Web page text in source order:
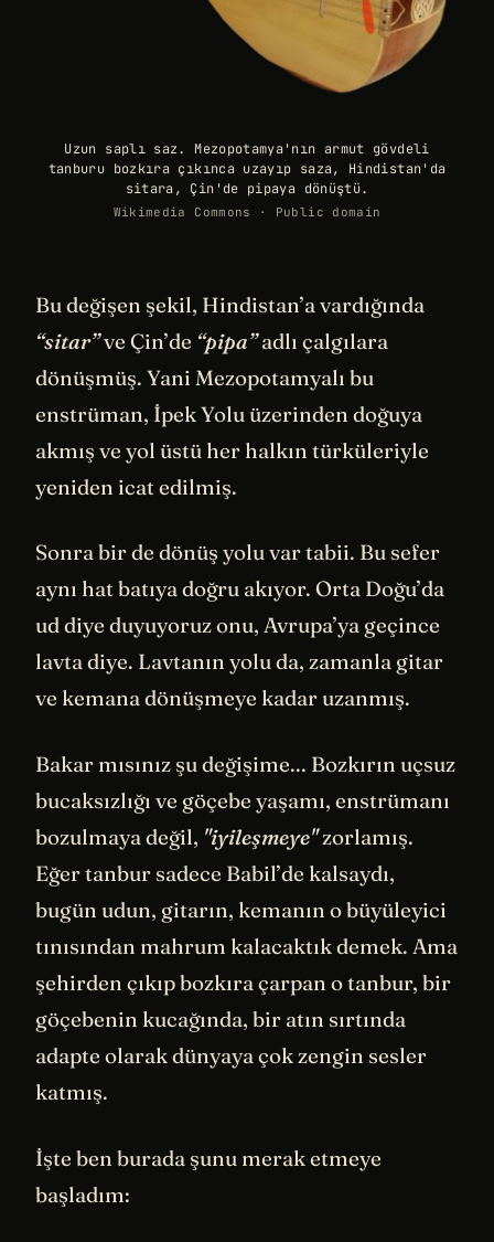
Uzun saplı saz. Mezopotamya'nın armut gövdeli
tanburu bozkıra çıkınca uzayıp saza, Hindistan'da
sitara, Çin'de pipaya dönüştü.
Wikimedia Commons · Public domain
Bu değişen şekil, Hindistan’a vardığında
“sitar”ve Çin’de “pipa”adlı çalgılara
dönüşmüş. Yani Mezopotamyalı bu
enstrüman, İpek Yolu üzerinden doğuya
akmış ve yol üstü her halkın türküleriyle
yeniden icat edilmiş.
Sonra bir de dönüş yolu var tabii. Bu sefer
aynı hat batıya doğru akıyor. Orta Doğu’da
ud diye duyuyoruz onu, Avrupa’ya geçince
lavta diye. Lavtanın yolu da, zamanla gitar
ve kemana dönüşmeye kadar uzanmış.
Bakar mısınız şu değişime... Bozkırın uçsuz
bucaksızlığı ve göçebe yaşamı, enstrümanı
bozulmaya değil, "iyileşmeye"zorlamış.
Eğer tanbur sadece Babil’de kalsaydı,
bugün udun, gitarın, kemanın o büyüleyici
tınısından mahrum kalacaktık demek. Ama
şehirden çıkıp bozkıra çarpan o tanbur, bir
göçebenin kucağında, bir atın sırtında
adapte olarak dünyaya çok zengin sesler
katmış.
İşte ben burada şunu merak etmeye
başladım: